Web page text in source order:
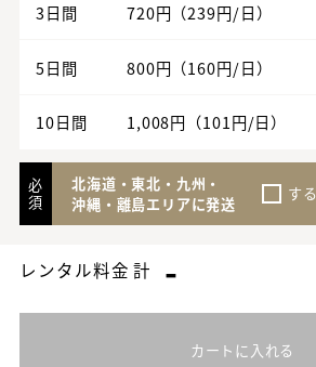
3日間 720円（239円/日）
5日間 800円（160円/日）
10日間 1,008円（101円/日）
必
須
北海道・東北・九州・
沖縄・離島エリアに発送
する
レンタル料金 計 -
カートに入れる